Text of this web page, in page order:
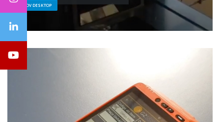
PDV DESKTOP